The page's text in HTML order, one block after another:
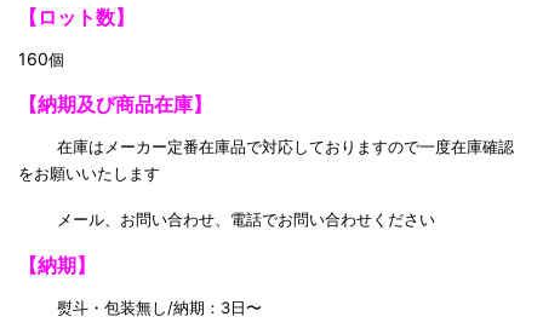
【ロット数】
160個
【納期及び商品在庫】
在庫はメーカー定番在庫品で対応しておりますので一度在庫確認
をお願いいたします
メール、お問い合わせ、電話でお問い合わせください
【納期】
熨斗・包装無し/納期：3日〜